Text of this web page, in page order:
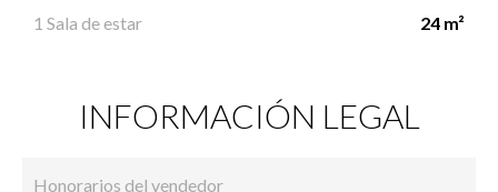
1 Sala de estar 24 m²
INFORMACIÓN LEGAL
Honorarios del vendedor